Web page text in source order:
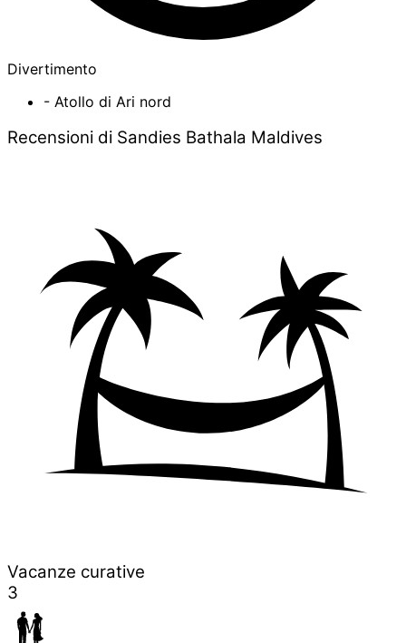
Divertimento
- Atollo di Ari nord
Recensioni di Sandies Bathala Maldives
Vacanze curative
3